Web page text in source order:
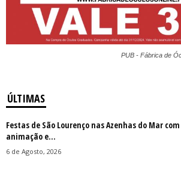
PUB - Fábrica de
ÚLTIMAS
Festas de São Lourenço nas Azenhas do Mar com
animação e...
6 de Agosto, 2026